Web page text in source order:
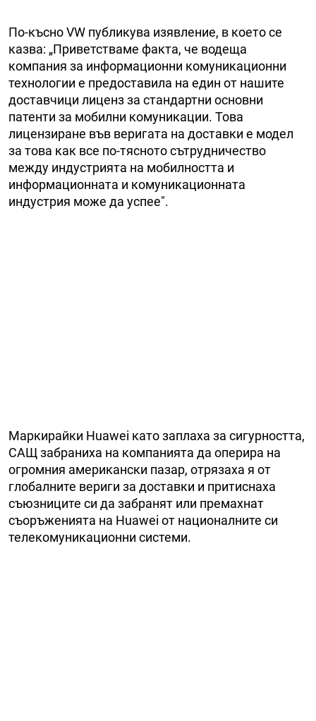
По-късно VW публикува изявление, в което се
казва: „Приветстваме факта, че водеща
компания за информационни комуникационни
технологии е предоставила на един от нашите
доставчици лиценз за стандартни основни
патенти за мобилни комуникации. Това
лицензиране във веригата на доставки е модел
за това как все по-тясното сътрудничество
между индустрията на мобилността и
информационната и комуникационната
индустрия може да успее".
Маркирайки Huawei като заплаха за сигурността,
САЩ забраниха на компанията да оперира на
огромния американски пазар, отрязаха я от
глобалните вериги за доставки и притиснаха
съюзниците си да забранят или премахнат
съоръженията на Huawei от националните си
телекомуникационни системи.